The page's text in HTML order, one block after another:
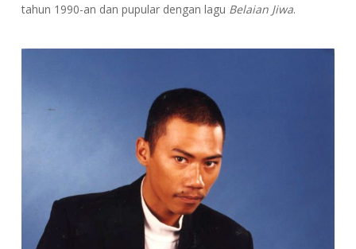
tahun 1990-an dan pupular dengan lagu Belaian Jiwa.